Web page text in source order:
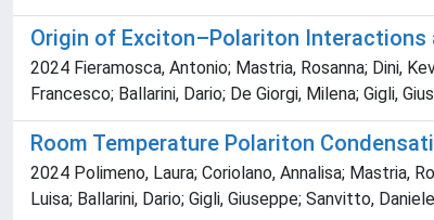
Origin of Exciton–Polariton Interactions
2024 Fieramosca, Antonio; Mastria, Rosanna; Dini,
Francesco; Ballarini, Dario; De Giorgi, Milena; Gigli,
Room Temperature Polariton
2024 Polimeno, Laura; Coriolano, Annalisa; Mastria,
Luisa; Ballarini, Dario; Gigli, Giuseppe; Sanvitto, Daniele